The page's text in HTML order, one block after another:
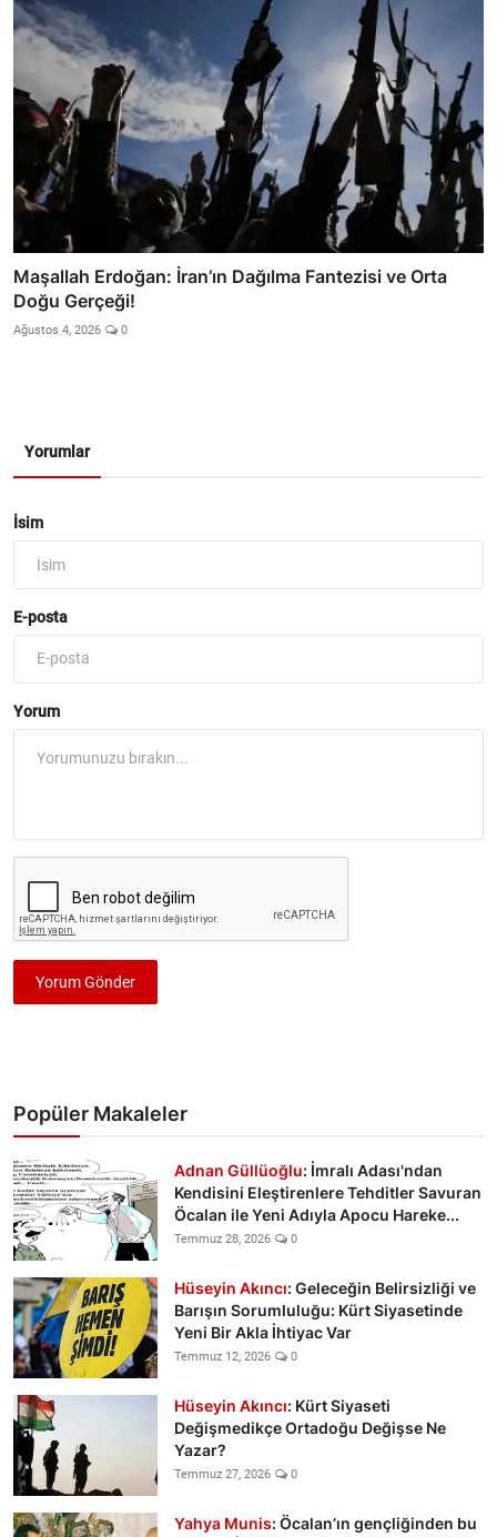
Maşallah Erdoğan: İran’ın Dağılma Fantezisi ve Orta
Doğu Gerçeği!
Ağustos 4, 2026 0
Yorumlar
İsim
E-posta
Yorum
Yorum Gönder
Popüler Makaleler
Adnan Güllüoğlu: İmralı Adası'ndan
Kendisini Eleştirenlere Tehditler Savuran
Öcalan ile Yeni Adıyla Apocu Hareke...
Temmuz 28, 2026 0
Hüseyin Akıncı: Geleceğin Belirsizliği ve
Barışın Sorumluluğu: Kürt Siyasetinde
Yeni Bir Akla İhtiyac Var
Temmuz 12, 2026 0
Hüseyin Akıncı: Kürt Siyaseti
Değişmedikçe Ortadoğu Değişse Ne
Yazar?
Temmuz 27, 2026 0
Yahya Munis: Öcalan’ın gençliğinden bu